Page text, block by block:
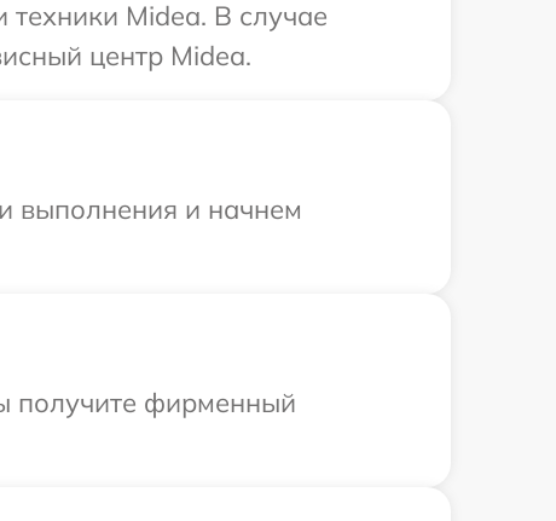
Midea. В случае
центр Midea.
выполнения и начнем
получите фирменный